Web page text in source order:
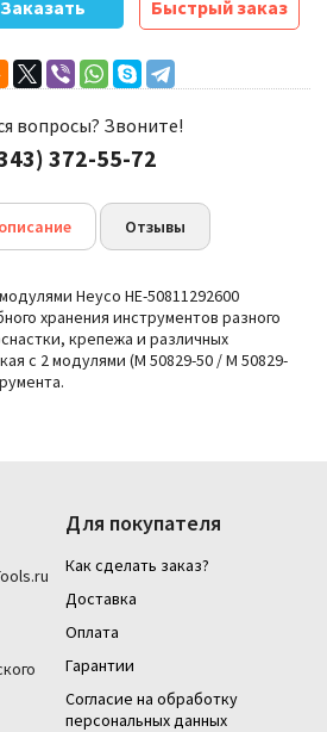
Быстрый заказ
вопросы? Звоните!
372-55-72
Отзывы
Heyco HE-50811292600
хранения инструментов разного
крепежа и различных
с 2 модулями (M 50829-50 / M 50829-
Для покупателя
Как сделать заказ?
Доставка
Оплата
Гарантии
Согласие на обработку
персональных данных